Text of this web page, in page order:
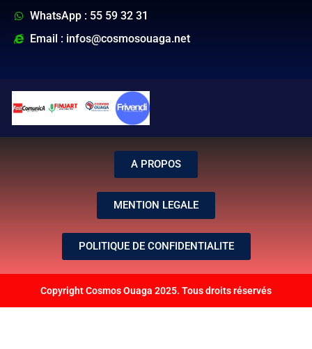
WhatsApp : 55 59 32 31
Email : infos@cosmosouaga.net
A PROPOS
MENTION LEGALE
POLITIQUE DE CONFIDENTIALITE
Copyright Cosmos Ouaga 2025. Tous droits réservés